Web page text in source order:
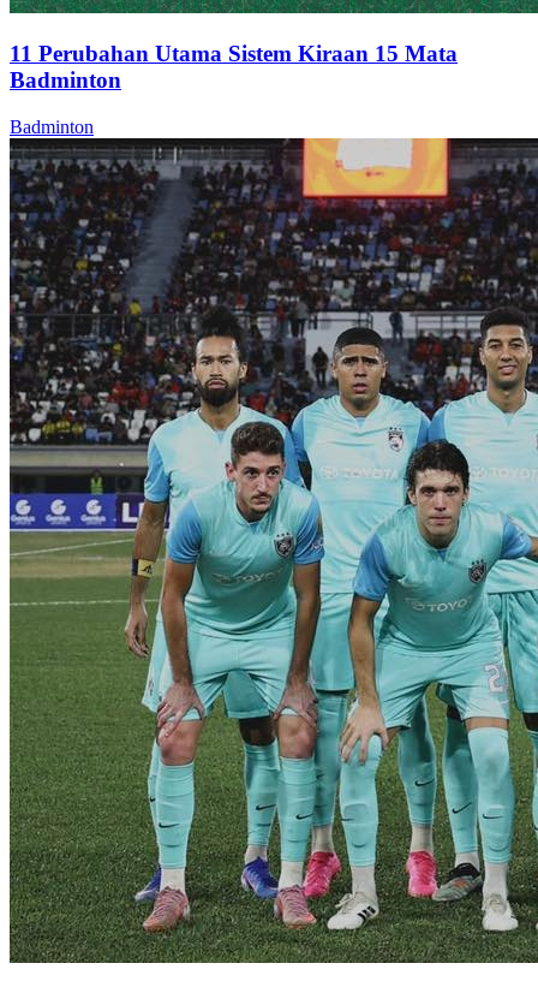
11 Perubahan Utama Sistem Kiraan 15 Mata
Badminton
Badminton